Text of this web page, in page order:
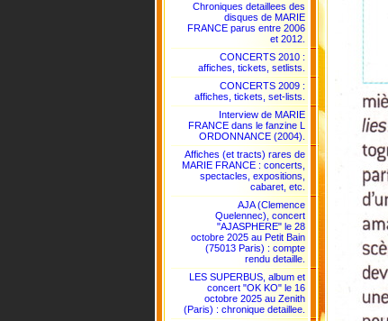
Chroniques detaillees des
disques de MARIE
FRANCE parus entre 2006
et 2012.
CONCERTS 2010 :
affiches, tickets, setlists.
CONCERTS 2009 :
affiches, tickets, set-lists.
Interview de MARIE
FRANCE dans le fanzine L
ORDONNANCE (2004).
Affiches (et tracts) rares de
MARIE FRANCE : concerts,
spectacles, expositions,
cabaret, etc.
AJA (Clemence
Quelennec), concert
"AJASPHERE" le 28
octobre 2025 au Petit Bain
(75013 Paris) : compte
rendu detaille.
LES SUPERBUS, album et
concert "OK KO" le 16
octobre 2025 au Zenith
(Paris) : chronique detaillee.